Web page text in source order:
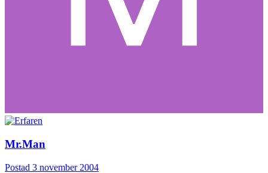
Mr.Man
Postad 3 november 2004